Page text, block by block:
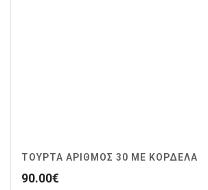
ΤΟΥΡΤΑ ΑΡΙΘΜΟΣ 30 ΜΕ ΚΟΡΔΕΛΑ
90.00€